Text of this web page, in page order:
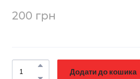
200 грн
Додати до кошика